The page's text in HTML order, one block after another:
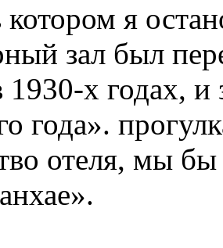
котором я
зал был
1930-х годах, и
года».
отеля, мы